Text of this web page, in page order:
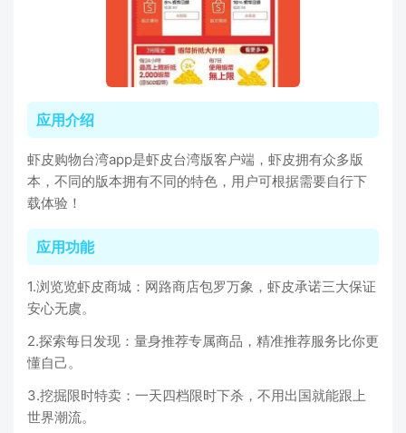
应用介绍
虾皮购物台湾app是虾皮台湾版客户端，虾皮拥有众多版
本，不同的版本拥有不同的特色，用户可根据需要自行下
载体验！
应用功能
1.浏览览虾皮商城：网路商店包罗万象，虾皮承诺三大保证
安心无虞。
2.探索每日发现：量身推荐专属商品，精准推荐服务比你更
懂自己。
3.挖掘限时特卖：一天四档限时下杀，不用出国就能跟上
世界潮流。